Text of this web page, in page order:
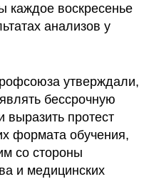
каждое воскресенье
анализов у
утверждали,
бессрочную
выразить протест
формата обучения,
со стороны
и медицинских